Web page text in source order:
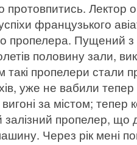
протовпитись. Лектор
французького
пропелера. Пущений з
половину зали,
пропелери стали
уже не вабили
вигоні за містом;
залізний пропелер, що
Через рік мені